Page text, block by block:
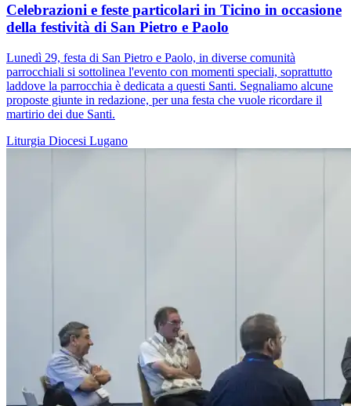
Celebrazioni e feste particolari in Ticino in occasione
della festività di San Pietro e Paolo
Lunedì 29, festa di San Pietro e Paolo, in diverse comunità
parrocchiali si sottolinea l'evento con momenti speciali, soprattutto
laddove la parrocchia è dedicata a questi Santi. Segnaliamo alcune
proposte giunte in redazione, per una festa che vuole ricordare il
martirio dei due Santi.
Liturgia Diocesi Lugano